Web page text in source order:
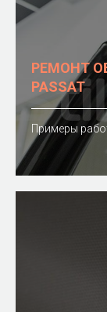
РЕМОНТ
PASSAT
Примеры